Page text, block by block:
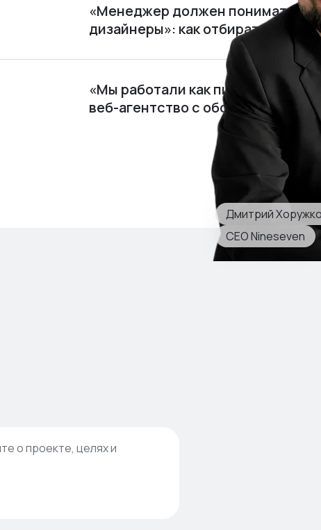
«Менеджер должен понимать,
дизайнеры»: как отбирать и
«Мы работали как пирамида»: я
веб⁠-⁠агентство с оборотом 700 000
Дмитрий Хоружко
CEO Nineseven